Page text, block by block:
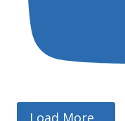
Load More...